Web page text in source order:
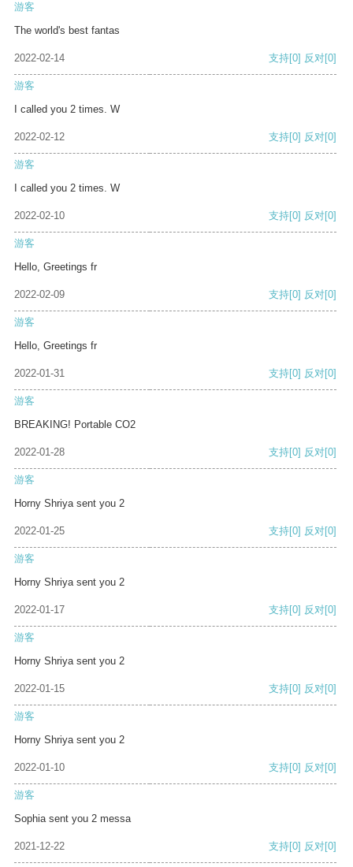
游客
The world's best fantas
2022-02-14 支持[0] 反对[0]
游客
I called you 2 times. W
2022-02-12 支持[0] 反对[0]
游客
I called you 2 times. W
2022-02-10 支持[0] 反对[0]
游客
Hello, Greetings fr
2022-02-09 支持[0] 反对[0]
游客
Hello, Greetings fr
2022-01-31 支持[0] 反对[0]
游客
BREAKING! Portable CO2
2022-01-28 支持[0] 反对[0]
游客
Horny Shriya sent you 2
2022-01-25 支持[0] 反对[0]
游客
Horny Shriya sent you 2
2022-01-17 支持[0] 反对[0]
游客
Horny Shriya sent you 2
2022-01-15 支持[0] 反对[0]
游客
Horny Shriya sent you 2
2022-01-10 支持[0] 反对[0]
游客
Sophia sent you 2 messa
2021-12-22 支持[0] 反对[0]